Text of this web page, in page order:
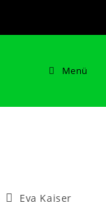
Menü
Beitrags-
Eva Kaiser